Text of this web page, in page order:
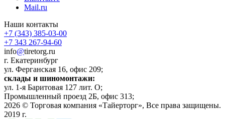
Mail.ru
Наши контакты
+7 (343) 385-03-00
+7 343 267-94-60
info@tiretorg.ru
г. Екатеринбург
ул. Ферганская 16, офис 209;
склады и шиномонтажи:
ул. 1-я Баритовая 127 лит. О;
Промышленный проезд 2Б, офис 313;
2026 © Торговая компания «Тайерторг», Все права защищены.
2019 г.